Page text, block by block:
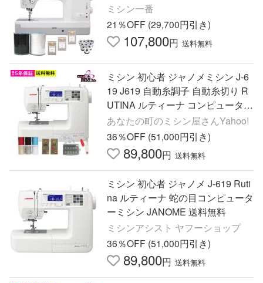
ミシン一番
21％OFF (29,700円引き)
107,800円 送料無料
ミシン 初心者 ジャノメミシン J-6
19 J619 自動糸調子 自動糸切り R
UTINA ルティーナ コンピューター
ミシン フットコントローラー ワイ
ドテーブル 簡単 爆買
あなたの町のミシン屋さんYahoo!
36％OFF (51,000円引き)
89,800円 送料無料
ミシン 初心者 ジャノメ J-619 Ruti
na ルティーナ 蛇の目コンピュータ
ーミシン JANOME 送料無料
ミシンアシスト ヤフーショップ
36％OFF (51,000円引き)
89,800円 送料無料